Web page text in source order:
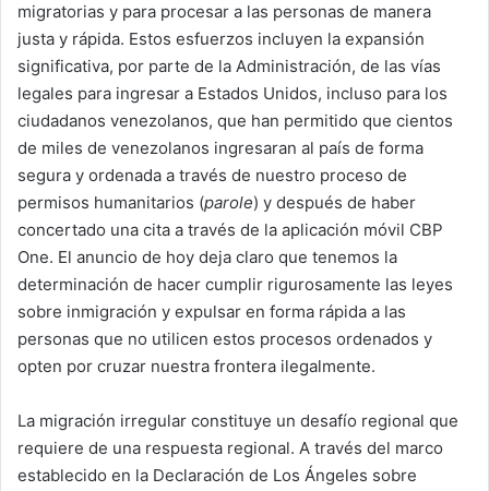
migratorias y para procesar a las personas de manera
justa y rápida. Estos esfuerzos incluyen la expansión
significativa, por parte de la Administración, de las vías
legales para ingresar a Estados Unidos, incluso para los
ciudadanos venezolanos, que han permitido que cientos
de miles de venezolanos ingresaran al país de forma
segura y ordenada a través de nuestro proceso de
permisos humanitarios (parole) y después de haber
concertado una cita a través de la aplicación móvil CBP
One. El anuncio de hoy deja claro que tenemos la
determinación de hacer cumplir rigurosamente las leyes
sobre inmigración y expulsar en forma rápida a las
personas que no utilicen estos procesos ordenados y
opten por cruzar nuestra frontera ilegalmente.
La migración irregular constituye un desafío regional que
requiere de una respuesta regional. A través del marco
establecido en la Declaración de Los Ángeles sobre